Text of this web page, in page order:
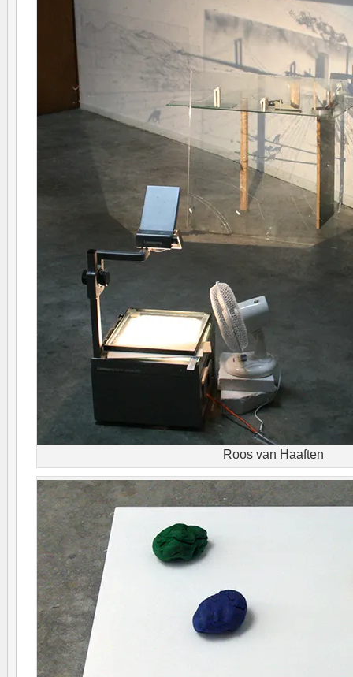
Roos van Haaften